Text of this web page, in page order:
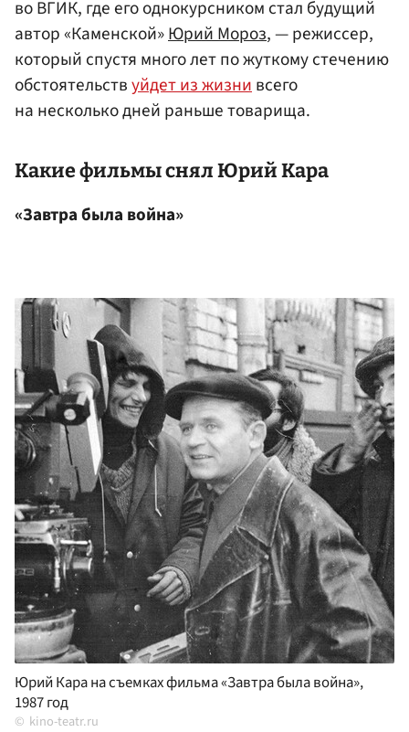
во ВГИК, где его однокурсником стал будущий
автор «Каменской»Юрий Мороз, — режиссер,
который спустя много лет по жуткому стечению
обстоятельствуйдет из жизнивсего
на несколько дней раньше товарища.
Какие фильмы снял Юрий Кара
«Завтра была война»
Юрий Кара на съемках фильма «Завтра была война»,
1987 год
kino-teatr.ru